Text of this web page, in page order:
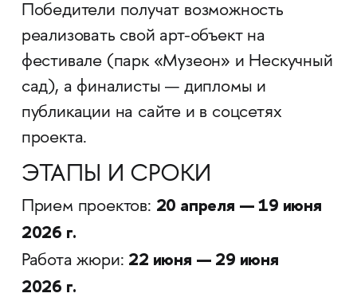
Победители получат возможность
реализовать свой арт-объект на
фестивале (парк «Музеон» и Нескучный
сад), а финалисты — дипломы и
публикации на сайте и в соцсетях
проекта.
ЭТАПЫ И СРОКИ
Прием проектов: 20 апреля — 19 июня
2026 г.
Работа жюри: 22 июня — 29 июня
2026 г.